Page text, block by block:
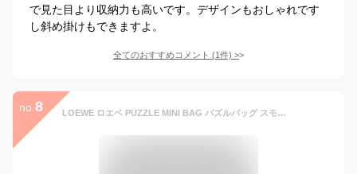
で見た目より収納力も高いです。デザインもおしゃれです
し斜め掛けもできますよ。
全てのおすすめコメント (1件) >
no. 8 LOEWE ロエベ PUZZLE MINI BAG パズルバッグ スモール ハンドバッグ ショルダーバッグ クロスボディバッグ 鞄 レザー レディース A510U95X34 2828